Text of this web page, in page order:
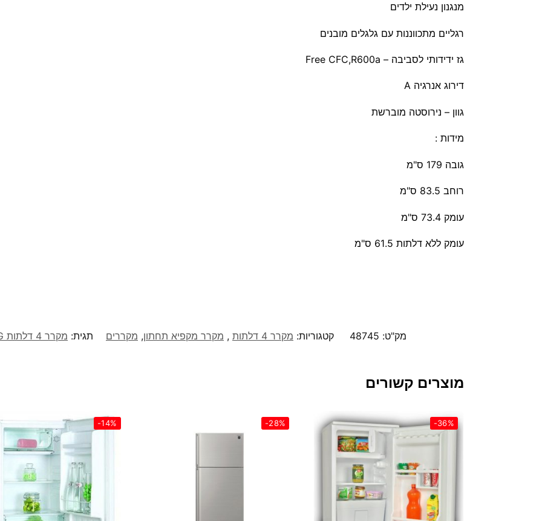
מנגנון נעילת ילדים
רגליים מתכווננות עם גלגלים מובנים
גז ידידותי לסביבה – Free CFC,R600a
דירוג אנרגיה A
גוון – נירוסטה מוברשת
מידות :
גובה 179 ס"מ
רוחב 83.5 ס"מ
עומק 73.4 ס"מ
עומק ללא דלתות 61.5 ס"מ
מק"ט: 48745 קטגוריות: מקרר 4 דלתות , מקרר מקפיא תחתון, מקררים תגית: מקרר 4 דלתות LG דגם GR-B608S
מוצרים קשורים
-36%
-28%
-14%